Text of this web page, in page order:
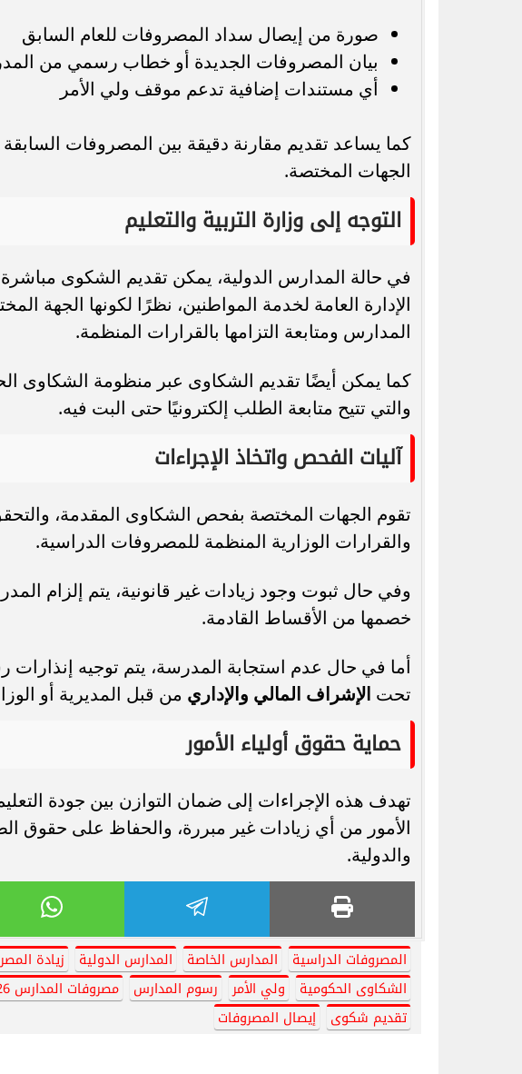
صورة من إيصال سداد المصروفات للعام السابق
بيان المصروفات الجديدة أو خطاب رسمي من
أي مستندات إضافية تدعم موقف ولي الأمر
كما يساعد تقديم مقارنة دقيقة بين المصروفات
الجهات المختصة.
التوجه إلى وزارة التربية والتعليم
في حالة المدارس الدولية، يمكن تقديم الشكوى مباشرة
الإدارة العامة لخدمة المواطنين، نظرًا لكونها الجهة
المدارس ومتابعة التزامها بالقرارات المنظمة.
كما يمكن أيضًا تقديم الشكاوى عبر منظومة الشكاوى
والتي تتيح متابعة الطلب إلكترونيًا حتى البت فيه.
آليات الفحص واتخاذ الإجراءات
تقوم الجهات المختصة بفحص الشكاوى المقدمة،
والقرارات الوزارية المنظمة للمصروفات الدراسية.
وفي حال ثبوت وجود زيادات غير قانونية، يتم إلزام
خصمها من الأقساط القادمة.
أما في حال عدم استجابة المدرسة، يتم توجيه
تحت الإشراف المالي والإداري من قبل المديرية أو
حماية حقوق أولياء الأمور
تهدف هذه الإجراءات إلى ضمان التوازن بين جودة
الأمور من أي زيادات غير مبررة، والحفاظ على حقوق
والدولية.
المصروفات الدراسية المدارس الخاصة المدارس الدولية زيادة
الشكاوى الحكومية
ولي الأمر رسوم المدارس مصروفات المدارس 2026
تقديم شكوى
إيصال المصروفات